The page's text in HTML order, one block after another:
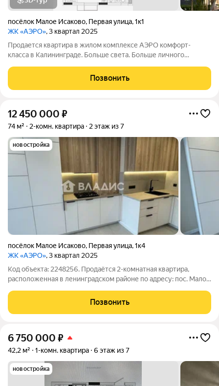
посёлок Малое Исаково, Первая улица,1к1
ЖК «АЭРО», 3 квартал 2025
Продается квартира в жилом комплексе АЭРО комфорт-
класса в Калининграде. Больше света. Больше личного
остекление, французский балкон и мастер-спальня -
планировка, в которой комфорт чувствуется в
Позвонить
12 450 000 ₽
74 м² 2-комн. квартира 2 этаж из 7
новостройка
посёлок Малое Исаково, Первая улица,1к4
ЖК «АЭРО», 3 квартал 2025
Код объекта: 2248256. Продаётся 2-комнатная квартира,
расположенная в ленинградском районе по адресу: пос. Малое
этажного современного дома в ЖК "Аэро", общая площадь 74
м2. ЖK «AЭРО»
Позвонить
6 750 000 ₽
42,2 м² 1-комн. квартира 6 этаж из 7
новостройка